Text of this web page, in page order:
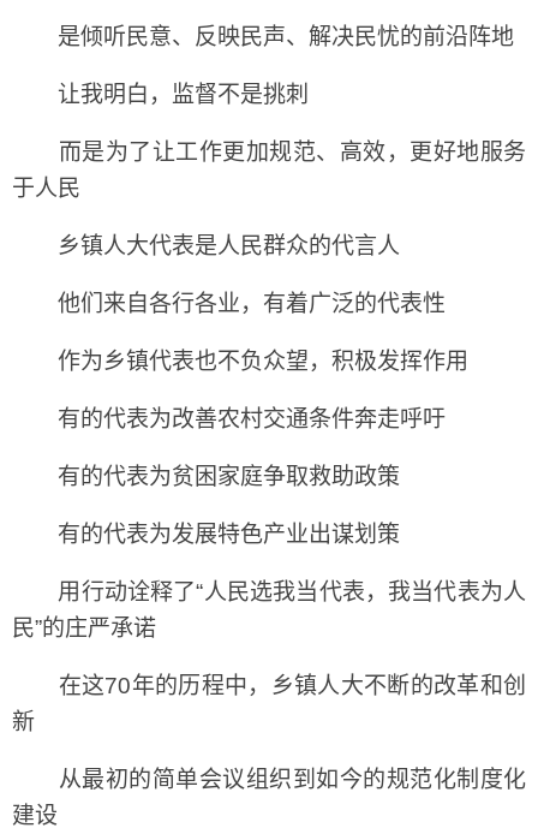
是倾听民意、反映民声、解决民忧的前沿阵地
让我明白，监督不是挑刺
而是为了让工作更加规范、高效，更好地服务
于人民
乡镇人大代表是人民群众的代言人
他们来自各行各业，有着广泛的代表性
作为乡镇代表也不负众望，积极发挥作用
有的代表为改善农村交通条件奔走呼吁
有的代表为贫困家庭争取救助政策
有的代表为发展特色产业出谋划策
用行动诠释了“人民选我当代表，我当代表为人
民”的庄严承诺
在这70年的历程中，乡镇人大不断的改革和创
新
从最初的简单会议组织到如今的规范化制度化
建设